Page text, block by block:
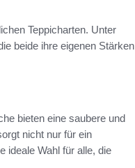
Teppicharten. Unter
beide ihre eigenen Stärken
bieten eine saubere und
nicht nur für ein
ideale Wahl für alle, die